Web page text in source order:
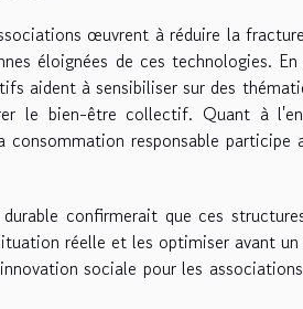
œuvrent à réduire la
éloignées de ces technologies.
aident à sensibiliser sur des
le bien-être collectif. Quant à
responsable
confirmerait que ces
réelle et les optimiser avant
sociale pour les